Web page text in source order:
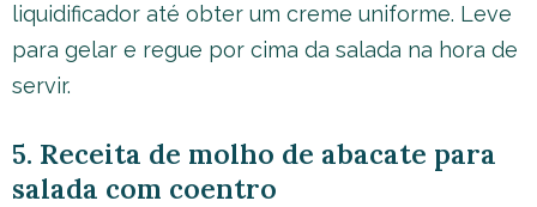
liquidificador até obter um creme uniforme. Leve
para gelar e regue por cima da salada na hora de
servir.
5. Receita de molho de abacate para
salada com coentro